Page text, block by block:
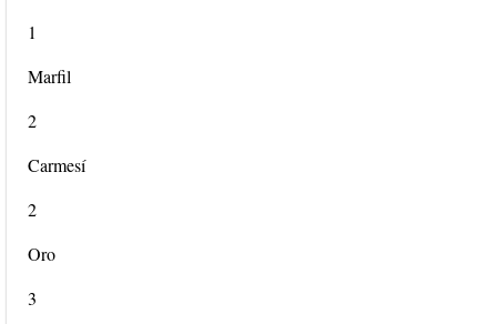
1
Marfil
2
Carmesí
2
Oro
3